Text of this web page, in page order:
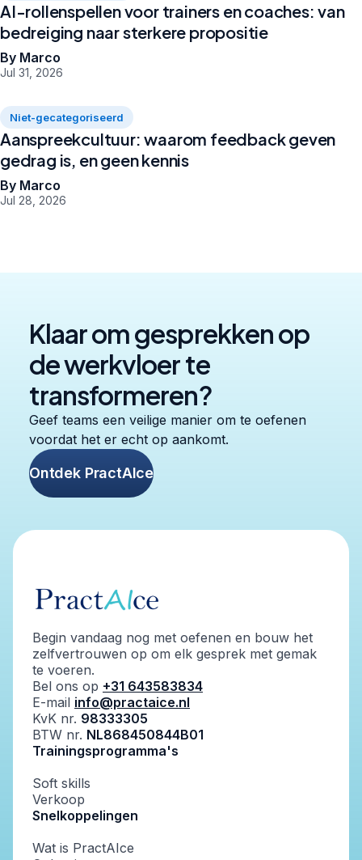
AI-rollenspellen voor trainers en coaches: van
bedreiging naar sterkere propositie
By Marco
Jul 31, 2026
Niet-gecategoriseerd
Aanspreekcultuur: waarom feedback geven
gedrag is, en geen kennis
By Marco
Jul 28, 2026
Klaar om gesprekken op
de werkvloer te
transformeren?
Geef teams een veilige manier om te oefenen
voordat het er echt op aankomt.
Ontdek PractAIce
Begin vandaag nog met oefenen en bouw het
zelfvertrouwen op om elk gesprek met gemak
te voeren.
Bel ons op +31 643583834
E-mail info@practaice.nl
KvK nr. 98333305
BTW nr. NL868450844B01
Trainingsprogramma's
Soft skills
Verkoop
Snelkoppelingen
Wat is PractAIce